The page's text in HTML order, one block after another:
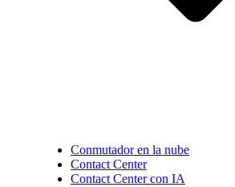
Conmutador en la nube
Contact Center
Contact Center con IA